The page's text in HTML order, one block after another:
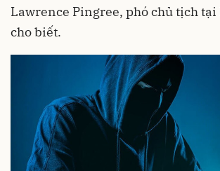
Lawrence Pingree, phó chủ tịch
cho biết.